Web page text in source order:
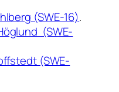
(SWE-16).
(SWE-
(SWE-